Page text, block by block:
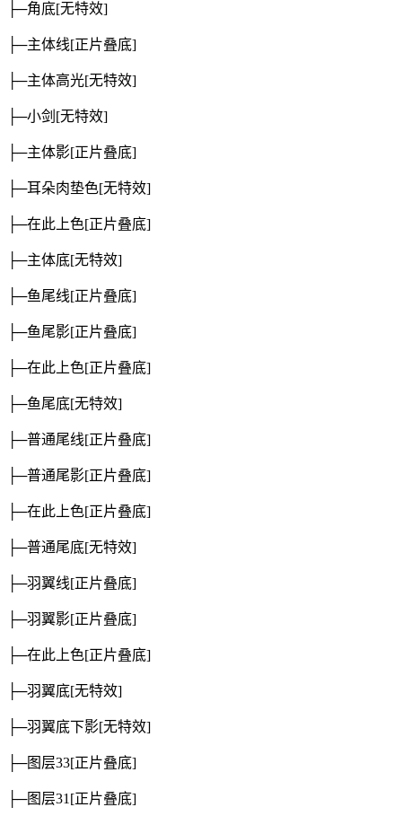
├─角底[无特效]
├─主体线[正片叠底]
├─主体高光[无特效]
├─小剑 [无特效]
├─主体影[正片叠底]
├─耳朵肉垫色[无特效]
├─在此上色[正片叠底]
├─主体底[无特效]
├─鱼尾线[正片叠底]
├─鱼尾影[正片叠底]
├─在此上色[正片叠底]
├─鱼尾底[无特效]
├─普通尾线[正片叠底]
├─普通尾影[正片叠底]
├─在此上色[正片叠底]
├─普通尾底[无特效]
├─羽翼线[正片叠底]
├─羽翼影[正片叠底]
├─在此上色[正片叠底]
├─羽翼底[无特效]
├─羽翼底下影[无特效]
├─图层33[正片叠底]
├─图层31[正片叠底]